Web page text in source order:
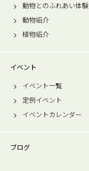
動物とのふれあい体験
動物紹介
植物紹介
イベント
イベント一覧
定例イベント
イベントカレンダー
ブログ